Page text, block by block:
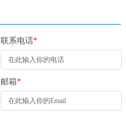
联系电话*
邮箱*